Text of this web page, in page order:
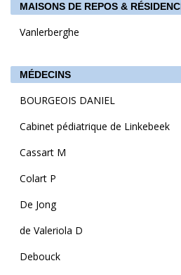
MAISONS DE REPOS &
Vanlerberghe
MÉDECINS
BOURGEOIS DANIEL
Cabinet pédiatrique de Linkebeek
Cassart M
Colart P
De Jong
de Valeriola D
Debouck